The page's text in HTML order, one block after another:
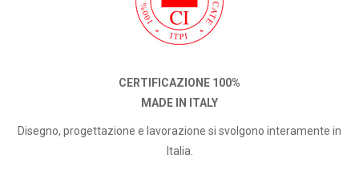
CERTIFICAZIONE 100%
MADE IN ITALY
Disegno, progettazione e lavorazione si svolgono interamente in
Italia.